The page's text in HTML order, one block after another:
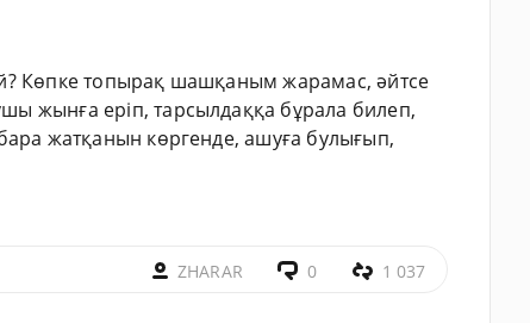
Көпке топырақ шашқаным жарамас, әйтсе
жынға еріп, тарсылдаққа бұрала билеп,
бара жатқанын көргенде, ашуға булығып,
ZHARAR 0 1 037